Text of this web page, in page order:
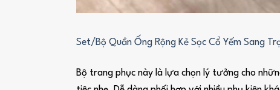
Set/Bộ Quần Ống Rộng Kẻ Sọc Cổ Yếm Sang
Bộ trang phục này là lựa chọn lý tưởng cho